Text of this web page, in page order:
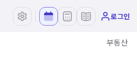
로그인
부동산